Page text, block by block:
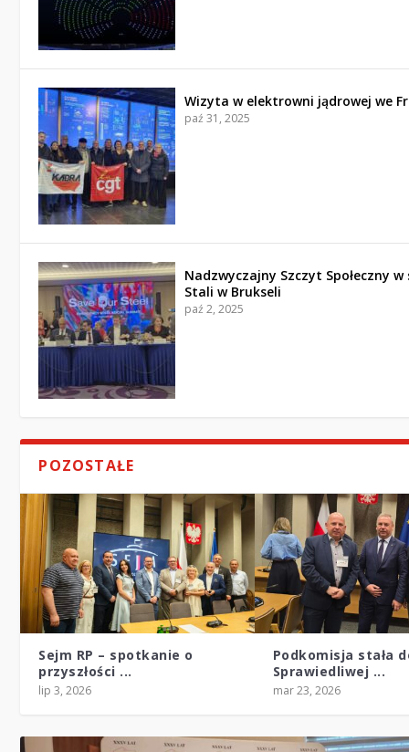
Wizyta w elektrowni jądrowej we
paź 31, 2025
Nadzwyczajny Szczyt Społeczny
Stali w Brukseli
paź 2, 2025
POZOSTAŁE
Sejm RP – spotkanie o
przyszłości ...
lip 3, 2026
Podkomisja stała
Sprawiedliwej ...
mar 23, 2026